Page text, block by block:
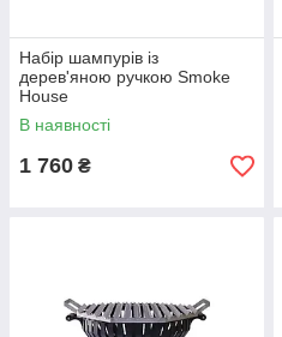
Набір шампурів із
дерев'яною ручкою Smoke
House
В наявності
1 760 ₴